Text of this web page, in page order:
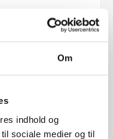
Om
indhold og
sociale medier og til